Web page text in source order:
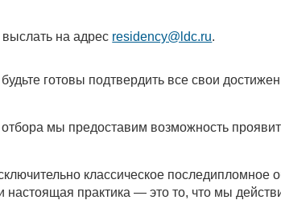
на адрес residency@ldc.ru.
готовы подтвердить все свои
мы предоставим возможность
классическое последипломное
настоящая практика — это то, что мы